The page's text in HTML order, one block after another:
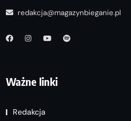
redakcja@magazynbieganie.pl
Ważne linki
Redakcja